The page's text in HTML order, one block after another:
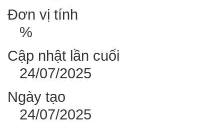
Đơn vị tính
%
Cập nhật lần cuối
24/07/2025
Ngày tạo
24/07/2025